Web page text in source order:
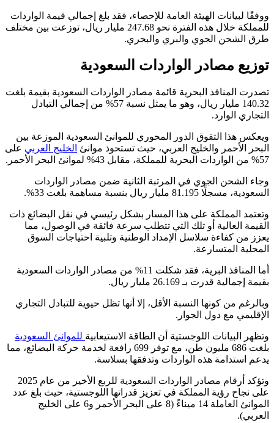
ووفقًا لبيانات الهيئة العامة للإحصاء، فقد بلغ إجمالي قيمة الواردات
للمملكة خلال هذه الفترة نحو 247.68 مليار ريال، توزعت بين مختلف
طرق الشحن الجوي والبري والبحري.
توزيع مصادر الواردات السعودية
تصدرت المنافذ البحرية قائمة مصادر الواردات السعودية بقيمة بلغت
140.32 مليار ريال، وهو ما يمثل نسبة 57% من إجمالي التبادل
التجاري الوارد.
ويعكس هذا التفوق الدور المحوري للموانئ السعودية الموزعة بين
البحر الأحمر والخليج العربي، حيث تستحوذ موانئ الخليج العربيعلى
57% من الواردات البحرية للمملكة، مقابل 43% لموانئ البحر الأحمر.
وجاء الشحن الجوي في المرتبة الثانية ضمن مصادر الواردات
السعودية، مسجلًا 81.195 مليار ريال بنسبة مساهمة بلغت 33%.
وتعتمد المملكة على هذا المسار بشكل رئيسي في نقل البضائع ذات
القيمة العالية أو تلك التي تتطلب سرعة فائقة في الوصول، مما
يعزز من كفاءة سلاسل الإمداد الوطنية وتلبية احتياجات السوق
المحلية المتسارعة.
أما المنافذ البرية، فقد شكلت 11% من مصادر الواردات السعودية
بقيمة إجمالية قدرت بـ 26.169 مليار ريال.
وبالرغم من كونها النسبة الأقل، إلا أنها تظل حيوية للتبادل التجاري
الإقليمي مع دول الجوار.
وتظهر البيانات اللوجستية أن الطاقة الاستيعابيةللموانئ السعودية
بلغت 686 مليون طن، مع توفر 699 رافعة لخدمة حركة البضائع، مما
يدعم استدامة هذه الواردات وتدفقها بسلاسة.
وتؤكد أرقام مصادر الواردات السعودية للربع الأخير من عام 2025
على نجاح رؤية المملكة في تعزيز قدراتها اللوجستية، حيث بلغ عدد
الموانئ العاملة 14 ميناءً (8 على البحر الأحمر و6 على الخليج
العربي).